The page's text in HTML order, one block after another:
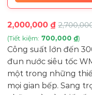
2,000,000 ₫
(Tiết kiệm: 700,000 ₫)
Công suất lớn đến
đun nước siêu tốc
một trong những
mọi gian bếp. Sang